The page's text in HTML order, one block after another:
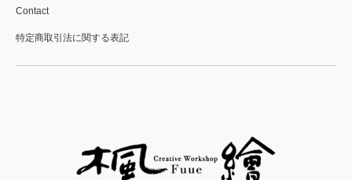
Contact
特定商取引法に関する表記